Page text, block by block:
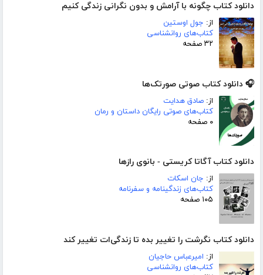
دانلود کتاب چگونه با آرامش و بدون نگرانی زندگی کنیم
از: جول اوستین
کتاب‌های روانشناسی
۳۲ صفحه
🎧 دانلود کتاب صوتی صورتک‌ها
از: صادق هدایت
کتاب‌های صوتی رایگان داستان و رمان
۰ صفحه
دانلود کتاب آگاتا کریستی - بانوی رازها
از: جان اسکات
کتاب‌های زندگینامه و سفرنامه
۱۰۵ صفحه
دانلود کتاب نگرشت را تغییر بده تا زندگی‌ات تغییر کند
از: امیرعباس حاجیان
کتاب‌های روانشناسی